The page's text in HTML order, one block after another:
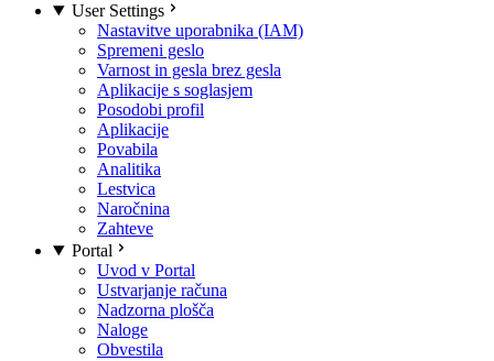
User Settings
Nastavitve uporabnika (IAM)
Spremeni geslo
Varnost in gesla brez gesla
Aplikacije s soglasjem
Posodobi profil
Aplikacije
Povabila
Analitika
Lestvica
Naročnina
Zahteve
Portal
Uvod v Portal
Ustvarjanje računa
Nadzorna plošča
Naloge
Obvestila